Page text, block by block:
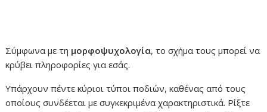
Σύμφωνα με τη μορφοψυχολογία, το σχήμα τους μπορεί να
κρύβει πληροφορίες για εσάς.
Υπάρχουν πέντε κύριοι τύποι ποδιών, καθένας από τους
οποίους συνδέεται με συγκεκριμένα χαρακτηριστικά. Ρίξτε